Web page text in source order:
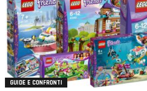
GUIDE E CONFRONTI